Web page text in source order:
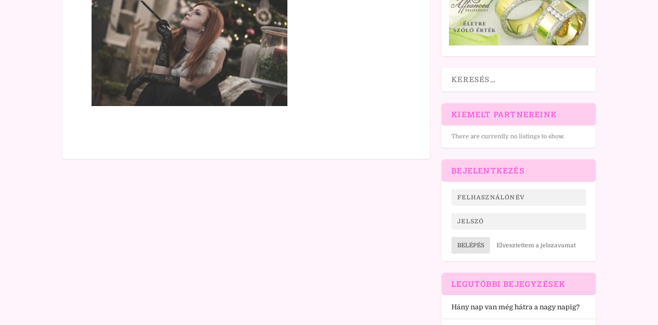
KIEMELT PARTNEREINK
There are currently no listings to show.
BEJELENTKEZÉS
BELÉPÉS Elvesztettem a jelszavamat
LEGUTÓBBI BEJEGYZÉSEK
Hány nap van még hátra a nagy napig?